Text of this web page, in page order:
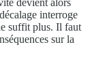
devient alors
interroge
suffit plus. Il faut
sur la